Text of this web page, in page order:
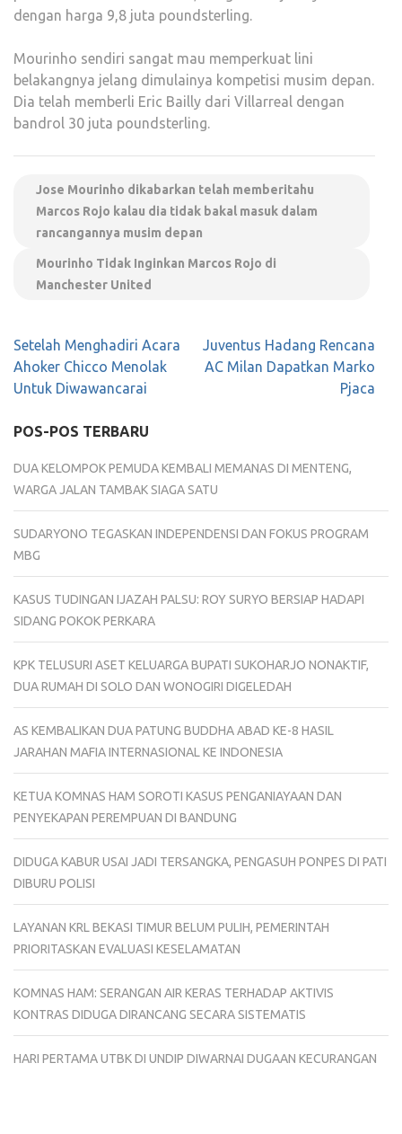
dengan harga 9,8 juta poundsterling.
Mourinho sendiri sangat mau memperkuat lini
belakangnya jelang dimulainya kompetisi musim depan.
Dia telah memberli Eric Bailly dari Villarreal dengan
bandrol 30 juta poundsterling.
Jose Mourinho dikabarkan telah memberitahu
Marcos Rojo kalau dia tidak bakal masuk dalam
rancangannya musim depan
Mourinho Tidak Inginkan Marcos Rojo di
Manchester United
Navigasi
pos
Setelah Menghadiri Acara
Ahoker Chicco Menolak
Untuk Diwawancarai
Juventus Hadang Rencana
AC Milan Dapatkan Marko
Pjaca
POS-POS TERBARU
DUA KELOMPOK PEMUDA KEMBALI MEMANAS DI MENTENG,
WARGA JALAN TAMBAK SIAGA SATU
SUDARYONO TEGASKAN INDEPENDENSI DAN FOKUS PROGRAM
MBG
KASUS TUDINGAN IJAZAH PALSU: ROY SURYO BERSIAP HADAPI
SIDANG POKOK PERKARA
KPK TELUSURI ASET KELUARGA BUPATI SUKOHARJO NONAKTIF,
DUA RUMAH DI SOLO DAN WONOGIRI DIGELEDAH
AS KEMBALIKAN DUA PATUNG BUDDHA ABAD KE-8 HASIL
JARAHAN MAFIA INTERNASIONAL KE INDONESIA
KETUA KOMNAS HAM SOROTI KASUS PENGANIAYAAN DAN
PENYEKAPAN PEREMPUAN DI BANDUNG
DIDUGA KABUR USAI JADI TERSANGKA, PENGASUH PONPES DI PATI
DIBURU POLISI
LAYANAN KRL BEKASI TIMUR BELUM PULIH, PEMERINTAH
PRIORITASKAN EVALUASI KESELAMATAN
KOMNAS HAM: SERANGAN AIR KERAS TERHADAP AKTIVIS
KONTRAS DIDUGA DIRANCANG SECARA SISTEMATIS
HARI PERTAMA UTBK DI UNDIP DIWARNAI DUGAAN KECURANGAN